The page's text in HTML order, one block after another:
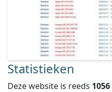
Statistieken
Deze website is reeds 1056